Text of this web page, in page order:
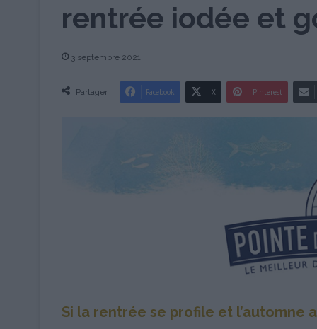
rentrée iodée et
3 septembre 2021
Partager Facebook X Pinterest
Si la rentrée se profile et l’automne